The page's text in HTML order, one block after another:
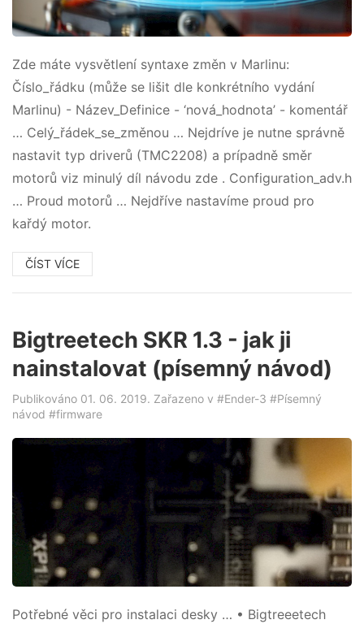
Zde máte vysvětlení syntaxe změn v Marlinu:
Číslo_řádku (může se lišit dle konkrétního vydání
Marlinu) - Název_Definice - ‘nová_hodnota’ - komentář
… Celý_řádek_se_změnou … Nejdríve je nutne správně
nastavit typ driverů (TMC2208) a prípadně směr
motorů viz minulý díl návodu zde . Configuration_adv.h
… Proud motorů … Nejdříve nastavíme proud pro
kařdý motor.
ČÍST VÍCE
Bigtreetech SKR 1.3 - jak ji
nainstalovat (písemný návod)
Publikováno 01. 06. 2019. Zařazeno v #Ender-3 #Písemný
návod #firmware
Potřebné věci pro instalaci desky … • Bigtreeetech